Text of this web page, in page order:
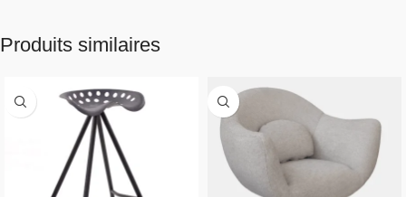
Produits similaires